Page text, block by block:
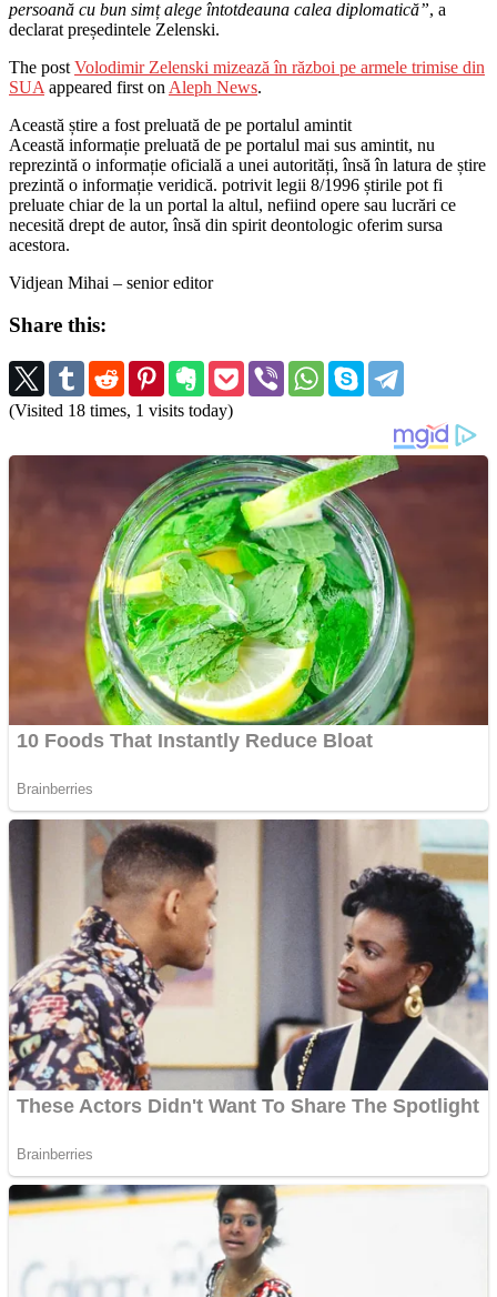
persoană cu bun simț alege întotdeauna calea diplomatică”, a
declarat președintele Zelenski.
The post Volodimir Zelenski mizează în război pe armele trimise din
SUA appeared first on Aleph News.
Această știre a fost preluată de pe portalul amintit
Această informație preluată de pe portalul mai sus amintit, nu
reprezintă o informație oficială a unei autorități, însă în latura de știre
prezintă o informație veridică. potrivit legii 8/1996 știrile pot fi
preluate chiar de la un portal la altul, nefiind opere sau lucrări ce
necesită drept de autor, însă din spirit deontologic oferim sursa
acestora.
Vidjean Mihai – senior editor
Share this:
(Visited 18 times, 1 visits today)